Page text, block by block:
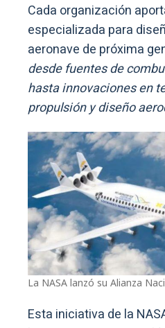
Cada organización
especializada para
aeronave de próxima
desde fuentes de
hasta innovaciones en
propulsión y diseño
La NASA lanzó su Alianza
Esta iniciativa de la